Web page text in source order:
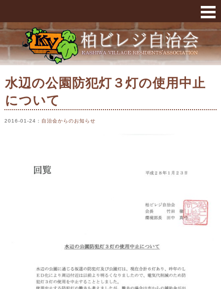
水辺の公園防犯灯３灯の使用中止について «
水辺の公園防犯灯３灯の使用中止
について
2016-01-24 ： 自治会からのお知らせ